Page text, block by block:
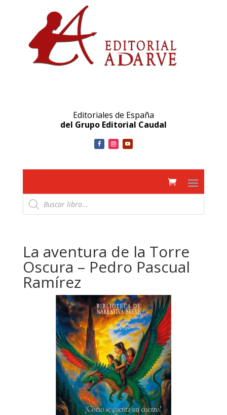
Editoriales de España
del Grupo Editorial Caudal
Búsqueda
de
productos
La aventura de la Torre
Oscura – Pedro Pascual
Ramírez